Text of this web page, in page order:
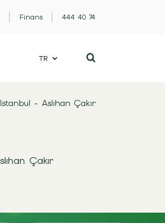
Finans 444 40 74
TR
Istanbul - Aslıhan Çakır